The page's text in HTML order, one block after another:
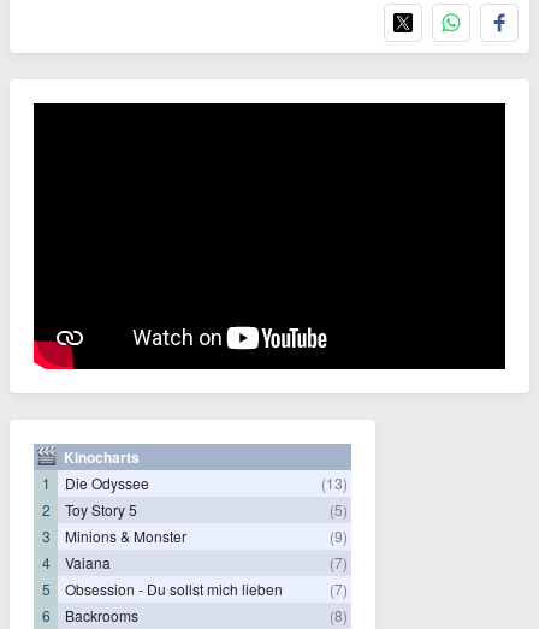
Kinocharts
1 Die Odyssee
(13)
2
Toy Story 5
(5)
3
Minions & Monster
(9)
4
Vaiana
(7)
5
Obsession - Du sollst mich lieben
(7)
6
Backrooms
(8)